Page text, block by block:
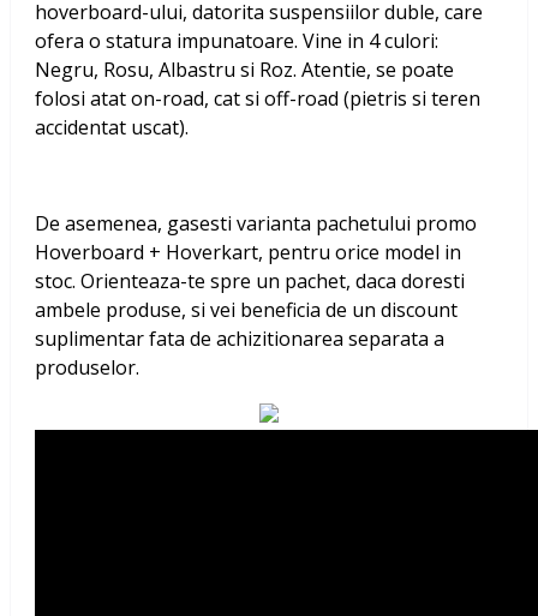
hoverboard-ului, datorita suspensiilor duble, care
ofera o statura impunatoare. Vine in 4 culori:
Negru, Rosu, Albastru si Roz. Atentie, se poate
folosi atat on-road, cat si off-road (pietris si teren
accidentat uscat).
De asemenea, gasesti varianta pachetului promo
Hoverboard + Hoverkart, pentru orice model in
stoc. Orienteaza-te spre un pachet, daca doresti
ambele produse, si vei beneficia de un discount
suplimentar fata de achizitionarea separata a
produselor.